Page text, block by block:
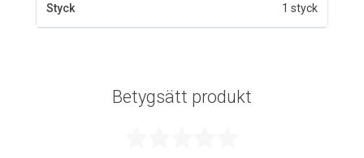
Styck 1 styck
Betygsätt produkt